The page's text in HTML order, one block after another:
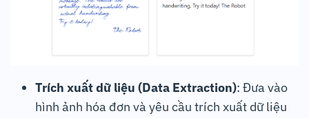
Trích xuất dữ liệu (Data Extraction): Đưa vào
hình ảnh hóa đơn và yêu cầu trích xuất dữ liệu